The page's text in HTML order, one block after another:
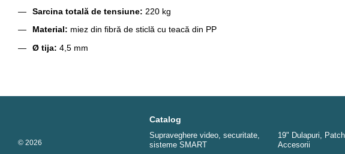
Sarcina totală de tensiune: 220 kg
Material: miez din fibră de sticlă cu teacă din PP
Ø tija: 4,5 mm
© 2026
Catalog
Supraveghere video, securitate,
sisteme SMART
19" Dulapuri,
Аccesorii